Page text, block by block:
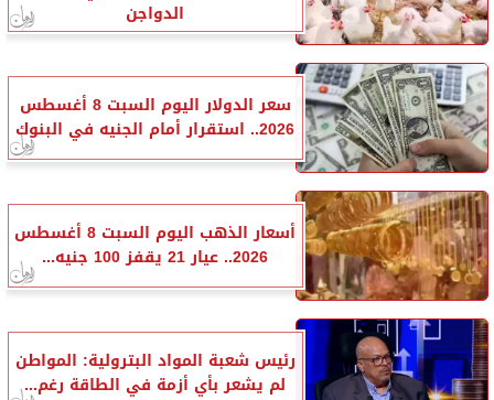
الدواجن
سعر الدولار اليوم السبت 8 أغسطس
2026.. استقرار أمام الجنيه في البنوك
أسعار الذهب اليوم السبت 8 أغسطس
2026.. عيار 21 يقفز 100 جنيه...
رئيس شعبة المواد البترولية: المواطن
لم يشعر بأي أزمة في الطاقة رغم...